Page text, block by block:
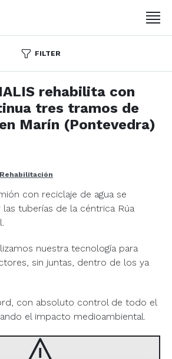
FILTER
rehabilita con
tres tramos de
Marín (Pontevedra)
Rehabilitación
con reciclaje de agua se
tuberías de la céntrica Rúa
nuestra tecnología para
sin juntas, dentro de los ya
con absoluto control de todo el
el impacto medioambiental.